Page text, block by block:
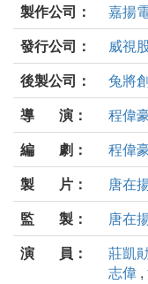
製作公司：
嘉揚
發行公司：
威視
後製公司：
兔將
導 演：
程偉
編 劇：
程偉
製 片：
唐在
監 製：
唐在
演 員：
莊凱
志偉 ,